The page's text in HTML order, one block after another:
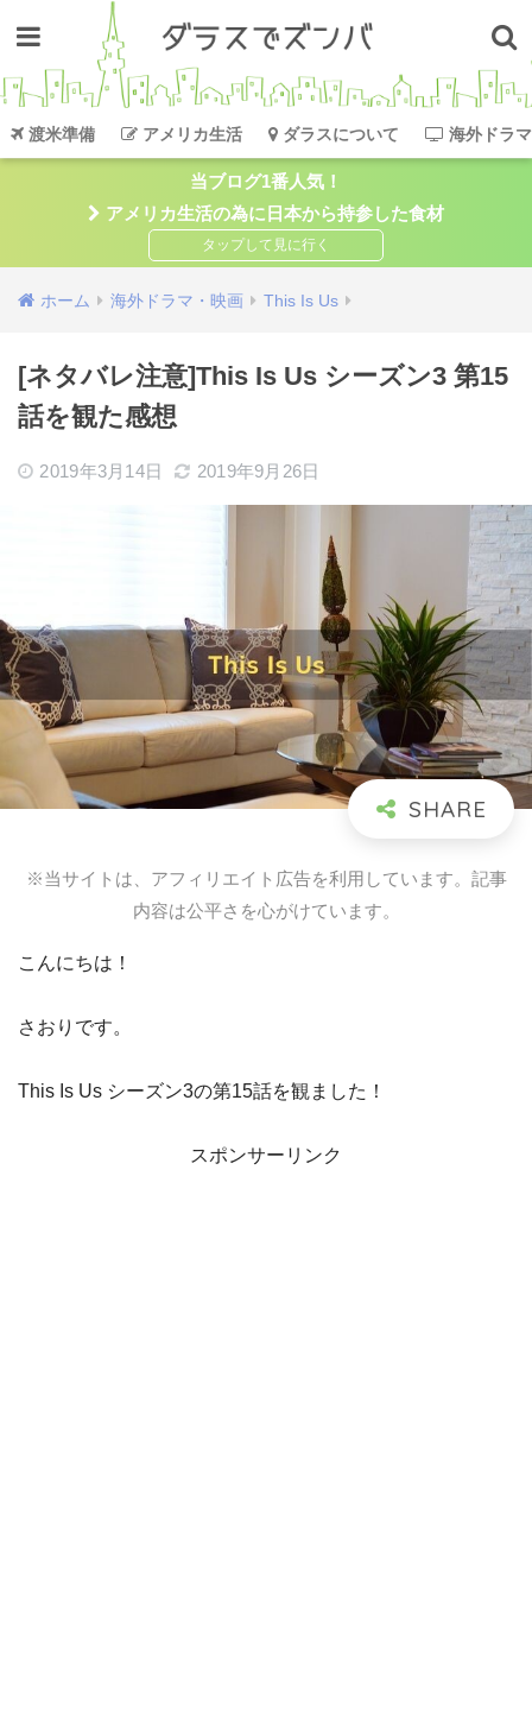
渡米準備 アメリカ生活 ダラスについて 海外ドラ
当ブログ1番人気！
アメリカ生活の為に日本から持参した食材
ホーム 海外ドラマ・映画 This Is Us
[ネタバレ注意]This Is Us シーズン3 第15
話を観た感想
2019年3月14日 2019年9月26日
※当サイトは、アフィリエイト広告を利用しています。記事
内容は公平さを心がけています。
こんにちは！
さおりです。
This Is Us シーズン3の第15話を観ました！
スポンサーリンク